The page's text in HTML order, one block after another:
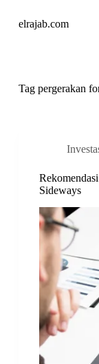
kelrajab.com
Tagpergerakan
Sideways